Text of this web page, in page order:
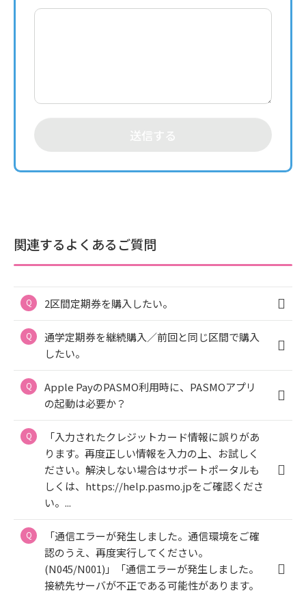
送信する
関連するよくあるご質問
2区間定期券を購入したい。
通学定期券を継続購入／前回と同じ区間で購入
したい。
Apple PayのPASMO利用時に、PASMOアプリ
の起動は必要か？
「入力されたクレジットカード情報に誤りがあ
ります。再度正しい情報を入力の上、お試しく
ださい。解決しない場合はサポートポータルも
しくは、https://help.pasmo.jpをご確認くださ
い。...
「通信エラーが発生しました。通信環境をご確
認のうえ、再度実行してください。
(N045/N001)」「通信エラーが発生しました。
接続先サーバが不正である可能性があります。